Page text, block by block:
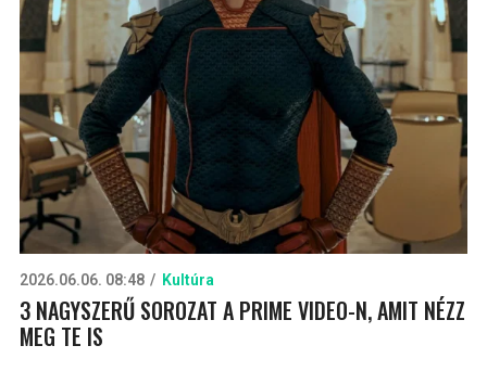
2026.06.06. 08:48 Kultúra
3 NAGYSZERŰ SOROZAT A PRIME VIDEO-N, AMIT NÉZZ
MEG TE IS